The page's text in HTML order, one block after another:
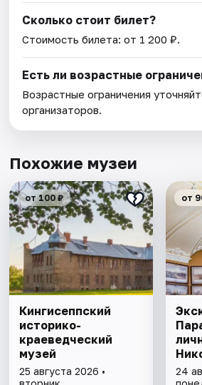
Сколько стоит билет?
Стоимость билета: от 1 200 ₽.
Есть ли возрастные
Возрастные ограничения
организаторов.
Похожие музеи
от 100 ₽
Кингисеппский
историко-
краеведческий
музей
25 августа 2026 •
от
24